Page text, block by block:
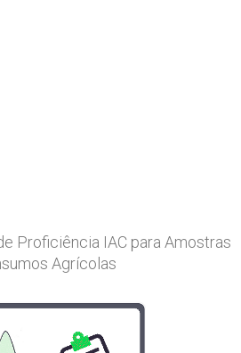
Proficiência IAC para Amostras
Agrícolas